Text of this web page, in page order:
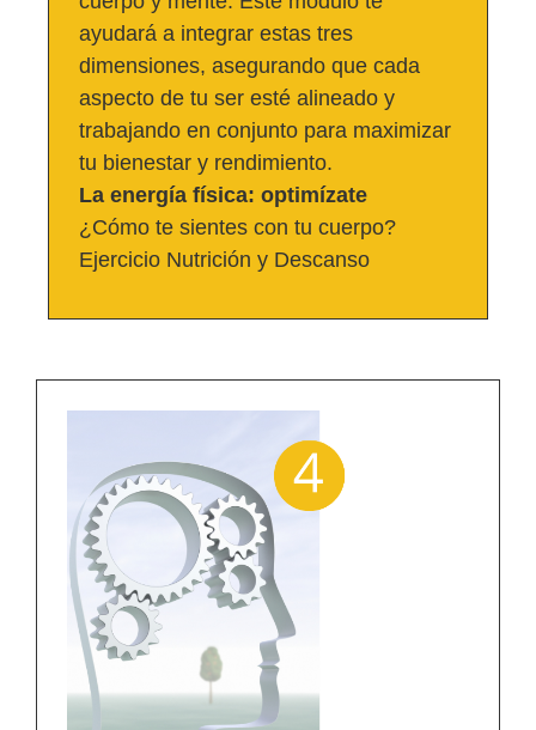
ayudará a integrar estas tres
dimensiones, asegurando que cada
aspecto de tu ser esté alineado y
trabajando en conjunto para maximizar
tu bienestar y rendimiento.
La energía física: optimízate
¿Cómo te sientes con tu cuerpo?
Ejercicio Nutrición y Descanso